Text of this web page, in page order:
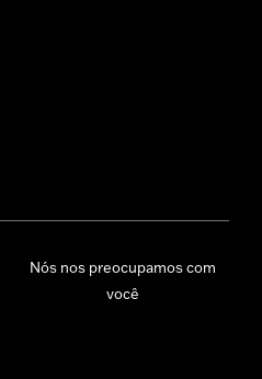
Nós nos preocupamos com
você